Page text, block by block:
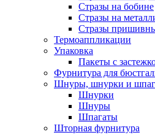
Стразы на бобине
Стразы на
Стразы
Термоаппликации
Упаковка
Пакеты с
Фурнитура для
Шнуры, шнурки и
Шнурки
Шнуры
Шпагаты
Шторная фурнитура